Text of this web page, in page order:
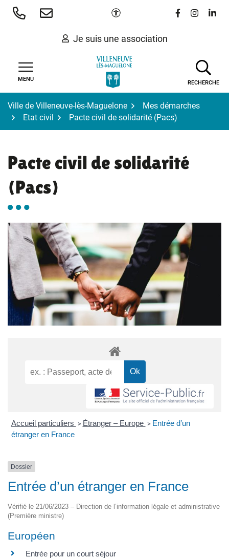
Aller
Paramètres d'accessibilité
Lien vers le
Lien vers
Lien
Je suis une association
MENU
RECHERCHE
Ville de Villeneuve-lès-Maguelone
Mes démarches
Etat civil
Pacte civil de solidarité (Pacs)
Pacte civil de solidarité
(Pacs)
Accueil particuliers > Étranger – Europe > Entrée d’un
étranger en France
Dossier
Entrée d’un étranger en France
Vérifié le 21/06/2023 – Direction de l’information légale et administrative
(Première ministre)
Européen
Entrée pour un court séjour